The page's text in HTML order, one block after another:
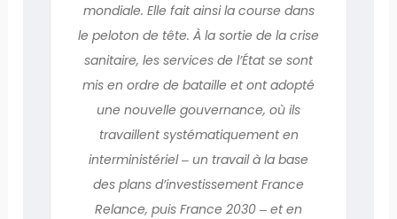
mondiale. Elle fait ainsi la course dans
le peloton de tête. À la sortie de la crise
sanitaire, les services de l’État se sont
mis en ordre de bataille et ont adopté
une nouvelle gouvernance, où ils
travaillent systématiquement en
interministériel ‒ un travail à la base
des plans d’investissement France
Relance, puis France 2030 ‒ et en